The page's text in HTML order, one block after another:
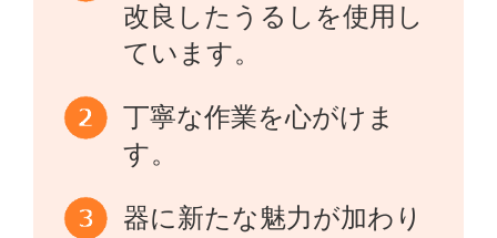
改良したうるしを使用し
ています。
丁寧な作業を心がけま
す。
器に新たな魅力が加わり